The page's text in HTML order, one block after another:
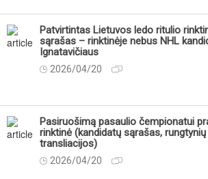
Patvirtintas Lietuvos ledo ritulio
sąrašas – rinktinėje nebus NHL
Ignatavičiaus
2026/04/20
Pasiruošimą pasaulio čempionatui
rinktinė (kandidatų sąrašas,
transliacijos)
2026/04/20